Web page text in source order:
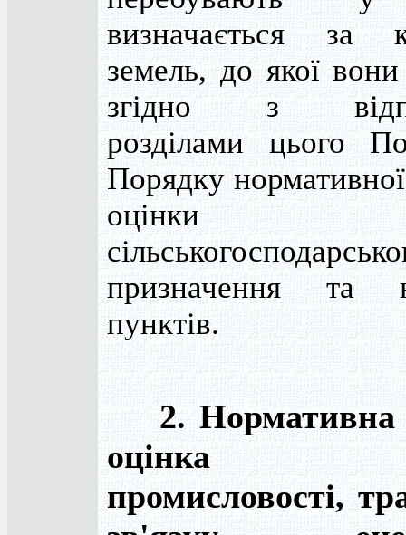
визначається за
земель, до якої вони
згідно з
розділами цього
Порядку
оцінки
призначення та
пунктів.
2. Нормативна
оцінка
промисловості,